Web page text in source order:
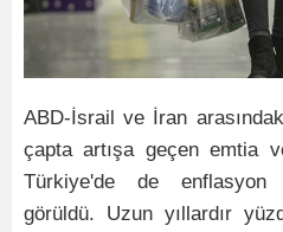
ABD-İsrail ve İran
çapta artışa geçen emtia
Türkiye'de de enflasyon
görüldü. Uzun yıllardır